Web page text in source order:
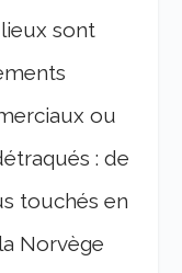
sont
ou
: de
touchés en
la Norvège